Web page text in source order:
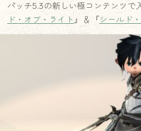
パッチ5.3の新しい極コンテンツで
ド・オブ・ライト』＆『シールド